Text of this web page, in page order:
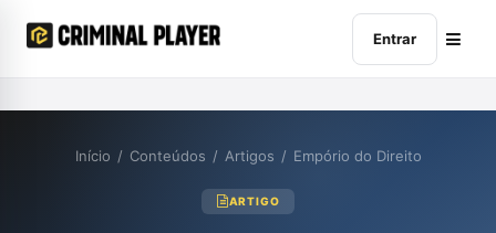
Entrar
Início / Conteúdos / Artigos / Empório do Direito
ARTIGO